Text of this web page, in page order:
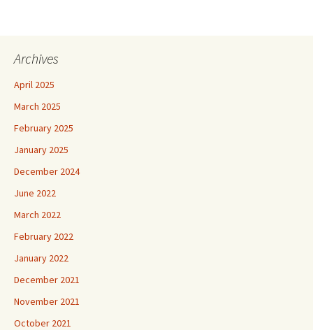
Archives
April 2025
March 2025
February 2025
January 2025
December 2024
June 2022
March 2022
February 2022
January 2022
December 2021
November 2021
October 2021